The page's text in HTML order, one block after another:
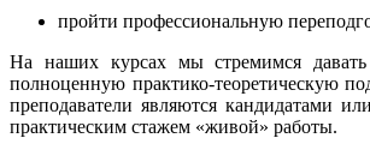
пройти профессиональную
На наших курсах мы стремимся
полноценную практико-теоретическую
преподаватели являются кандидатами
практическим стажем «живой» работы.